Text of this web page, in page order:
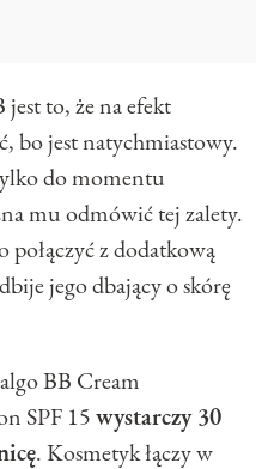
to, że na efekt
bo jest natychmiastowy.
do momentu
mu odmówić tej zalety.
połączyć z dodatkową
jego dbający o skórę
BB Cream
SPF 15wystarczy 30
. Kosmetyk łączy w